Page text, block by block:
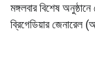
মঙ্গলবার বিশেষ
ব্রিগেডিয়ার